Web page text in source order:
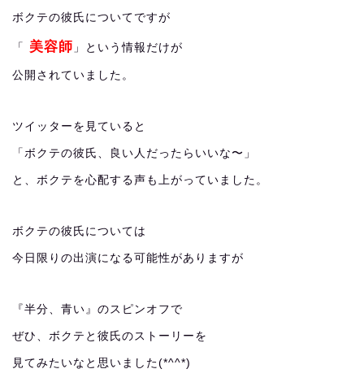
ボクテの彼氏についてですが
「 美容師 」という情報だけが
公開されていました。
ツイッターを見ていると
「ボクテの彼氏、良い人だったらいいな〜」
と、ボクテを心配する声も上がっていました。
ボクテの彼氏については
今日限りの出演になる可能性がありますが
『半分、青い』のスピンオフで
ぜひ、ボクテと彼氏のストーリーを
見てみたいなと思いました(*^^*)